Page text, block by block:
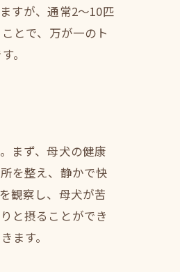
すが、通常2〜10匹
とで、万が一のト
。
まず、母犬の健康
を整え、静かで快
観察し、母犬が苦
と摂ることができ
ます。